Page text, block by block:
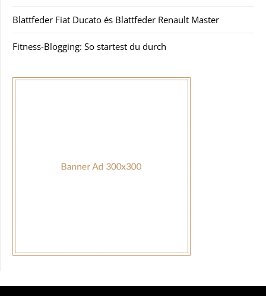
Blattfeder Fiat Ducato és Blattfeder Renault Master
Fitness-Blogging: So startest du durch